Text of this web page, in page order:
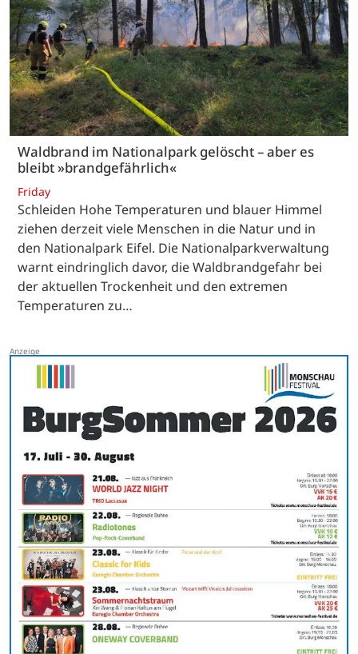
Waldbrand im Nationalpark gelöscht – aber es
bleibt »brandgefährlich«
Friday
Schleiden Hohe Temperaturen und blauer Himmel
ziehen derzeit viele Menschen in die Natur und in
den Nationalpark Eifel. Die Nationalparkverwaltung
warnt eindringlich davor, die Waldbrandgefahr bei
der aktuellen Trockenheit und den extremen
Temperaturen zu…